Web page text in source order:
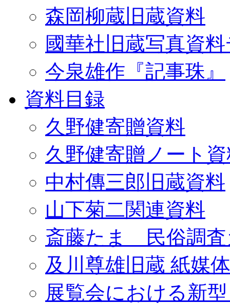
森岡柳蔵旧蔵資料
國華社旧蔵写真資
今泉雄作『記事珠』
資料目録
久野健寄贈資料
久野健寄贈ノート
中村傳三郎旧蔵資料
山下菊二関連資料
斎藤たま 民俗調査
及川尊雄旧蔵 紙媒
展覧会における新